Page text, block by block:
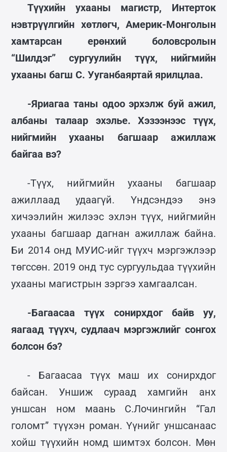
Түүхийн ухааны магистр, Интерток
нэвтрүүлгийн хөтлөгч, Америк-Монголын
хамтарсан ерөнхий боловсролын
“Шилдэг” сургуулийн түүх, нийгмийн
ухааны багш С. Ууганбаяртай ярилцлаа.
-Яриагаа таны одоо эрхэлж буй ажил,
албаны талаар эхэлье. Хэзээнээс түүх,
нийгмийн ухааны багшаар ажиллаж
байгаа вэ?
-Түүх, нийгмийн ухааны багшаар
ажиллаад удаагүй. Үндсэндээ энэ
хичээлийн жилээс эхлэн түүх, нийгмийн
ухааны багшаар дагнан ажиллаж байна.
Би 2014 онд МУИС-ийг түүхч мэргэжлээр
төгссөн. 2019 онд тус сургуульдаа түүхийн
ухааны магистрын зэргээ хамгаалсан.
-Багаасаа түүх сонирхдог байв уу,
яагаад түүхч, судлаач мэргэжлийг сонгох
болсон бэ?
- Багаасаа түүх маш их сонирхдог
байсан. Уншиж сураад хамгийн анх
уншсан ном маань С.Лочингийн “Гал
голомт” түүхэн роман. Үүнийг уншсанаас
хойш түүхийн номд шимтэх болсон. Мөн